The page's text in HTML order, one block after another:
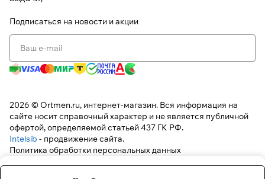
Подписаться на новости и акции
2026 © Ortmen.ru, интернет-магазин. Вся информация на
сайте носит справочный характер и не является публичной
офертой, определяемой статьей 437 ГК РФ.
Intelsib - продвижение сайта.
Политика обработки персональных данных